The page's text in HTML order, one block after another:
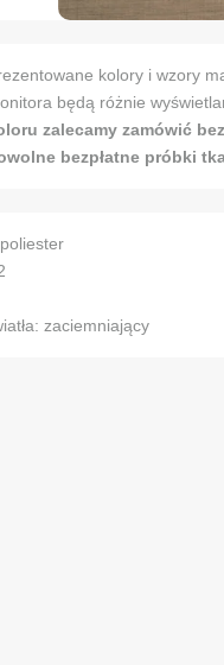
kolory i wzory
będą różnie
zalecamy zamówić
bezpłatne próbki
zaciemniający